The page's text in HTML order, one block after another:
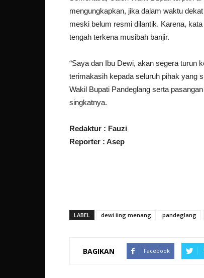
mengungkapkan, jika dalam waktu
meski belum resmi dilantik. Karena,
tengah terkena musibah banjir.
“Saya dan Ibu Dewi, akan segera turun
terimakasih kepada seluruh pihak yang
Wakil Bupati Pandeglang serta
singkatnya.
Redaktur : Fauzi
Reporter : Asep
LABEL dewi iing menang pandeglang
BAGIKAN Facebook